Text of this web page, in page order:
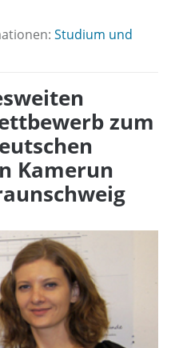
Studium und
zum
Kamerun